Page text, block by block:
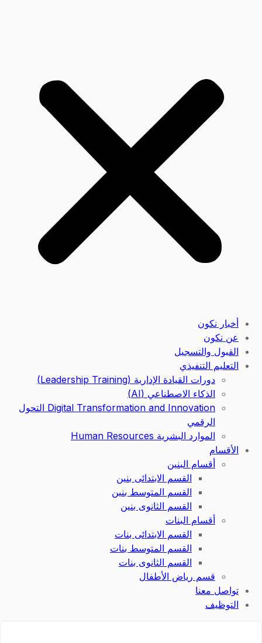
أخبار نكون
عن نكون
القبول والتسجيل
التعليم التنفيذي
دورات القيادة الإدارية (Leadership Training)
الذكاء الاصطناعي (AI)
Digital Transformation and Innovation التحول
الرقمي
الموارد البشرية Human Resources
الأقسام
أقسام البنين
القسم الابتدائى بنين
القسم المتوسط بنين
القسم الثانوى بنين
أقسام البنات
القسم الابتدائى بنات
القسم المتوسط بنات
القسم الثانوى بنات
قسم رياض الأطفال
تواصل معنا
التوظيف